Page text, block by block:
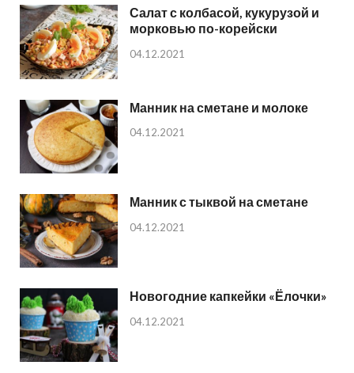
Салат с колбасой, кукурузой и
морковью по-корейски
04.12.2021
Манник на сметане и молоке
04.12.2021
Манник с тыквой на сметане
04.12.2021
Новогодние капкейки «Ёлочки»
04.12.2021